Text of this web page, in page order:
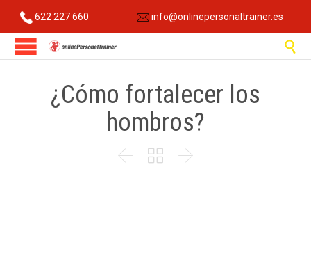
622 227 660 info@onlinepersonaltrainer.es

¿Cómo fortalecer los
hombros?
  